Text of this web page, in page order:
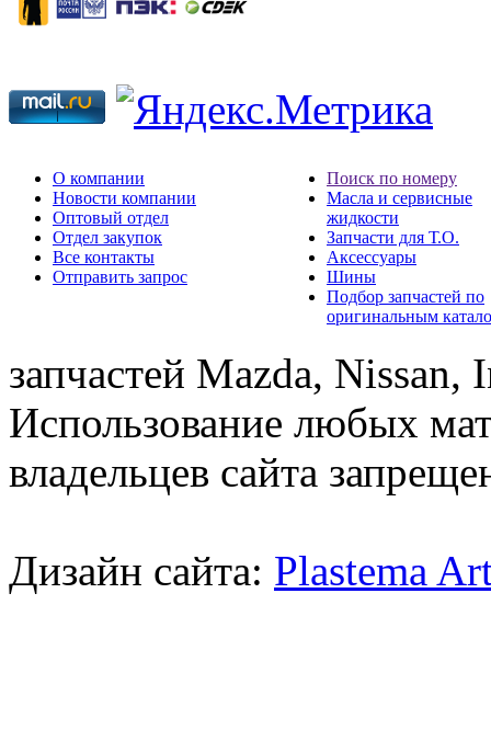
О компании
Новости компании
Оптовый отдел
Отдел закупок
Все контакты
Отправить запрос
Поиск по номеру
Масла и сервисные
жидкости
Запчасти для Т.О.
Аксессуары
Шины
Подбор запчастей по
оригинальным
запчастей Mazda,
Использование любых
владельцев сайта
Дизайн сайта: Plastema